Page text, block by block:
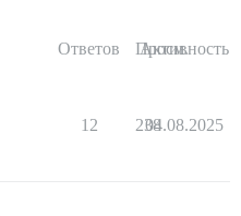
Ответов Просм.
Активность
12 238
04.08.2025